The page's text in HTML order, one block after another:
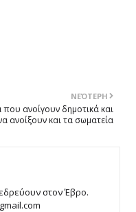
ΝΕΌΤΕΡΗ
που ανοίγουν δημοτικά και
ανοίξουν και τα σωματεία
στον Έβρο.